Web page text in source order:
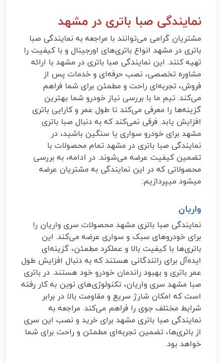
نمایندگی صبا باتری در مشهد
مشتریان گرامی می‌توانند با مراجعه به نمایندگی صبا
باتری در مشهد انواع باتری‌های اورجینال و با کیفیت را
تهیه کنند. این نمایندگی صبا باتری در مشهد با ارائه
مشاوره تخصصی، نصب حرفه‌ای و خدمات پس از
فروش، تجربه‌ای راحت و مطمئن برای شما فراهم
می‌کند. تیم ما با بررسی نیاز خودرو شما بهترین
گزینه‌ها را معرفی می‌کند تا طول عمر و کارایی باتری
افزایش یابد. فرقی نمی‌کند که به دنبال صبا باتری
مشهد برای خودرو سواری یا سنگین باشید، در
نمایندگی صبا باتری در مشهد تمام محصولات با
تضمین کیفیت عرضه می‌شوند. در ادامه، به بررسی
محصولاتی که در این نمایندگی به مشتریان عرضه
میشود میپردازیم:
واریان
نمایندگی صبا باتری مشهد محصولات سری واریان را
برای خودروهای سبک و سواری عرضه می‌کند. این
باتری‌ها با کیفیت بالا و عملکرد مطمئن، گزینه‌ای
ایده‌آل برای رانندگانی هستند که به دنبال افزایش طول
عمر باتری و بهبود راندمان خودرو خود هستند. در باتری
صبا مشهد سری واریان، تکنولوژی‌های نوین به کار رفته
است که امکان شارژ سریع و مقاومت بالا در برابر
شرایط مختلف جوی را فراهم می‌کند. مراجعه به
نمایندگی صبا باتری مشهد برای خرید و نصب این سری
از باتری‌ها، تضمین تجربه‌ای مطمئن و راحت برای شما
خواهد بود.